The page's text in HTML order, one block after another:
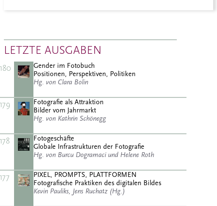
LETZTE AUSGABEN
180
Gender im Fotobuch
Positionen, Perspektiven, Politiken
Hg. von Clara Bolin
179
Fotografie als Attraktion
Bilder vom Jahrmarkt
Hg. von Kathrin Schönegg
178
Fotogeschäfte
Globale Infrastrukturen der Fotografie
Hg. von Burcu Dogramaci und Helene Roth
177
PIXEL, PROMPTS, PLATTFORMEN
Fotografische Praktiken des digitalen Bildes
Kevin Pauliks, Jens Ruchatz (Hg.)